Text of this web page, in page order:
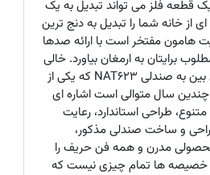
قطعه فلز می تواند تبدیل به یک
از خانه شما را تبدیل به دنج ترین
مفتخر است با ارائه صدها
برایتان به ارمغان بیاورد. خالی
از لطف نیست که در این بین به صندلی NAT623 که یکی از
سال متوالی است اشاره ای
طراحی استاندارد، رعایت
و ساخت صندلی مذکور،
محصولی مدرن و همه فن حریف را
خصیصه ها تمام چیزی نیست که